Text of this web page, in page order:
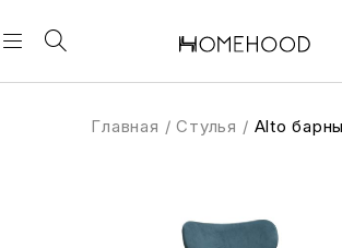
Главная / Стулья / Alto